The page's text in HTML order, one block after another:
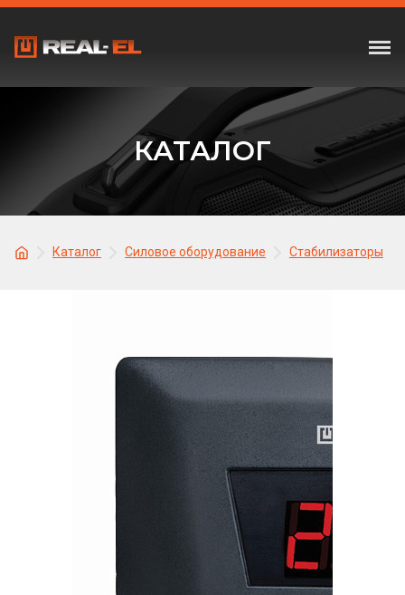
КАТАЛОГ
Каталог Силовое оборудование Стабилизаторы